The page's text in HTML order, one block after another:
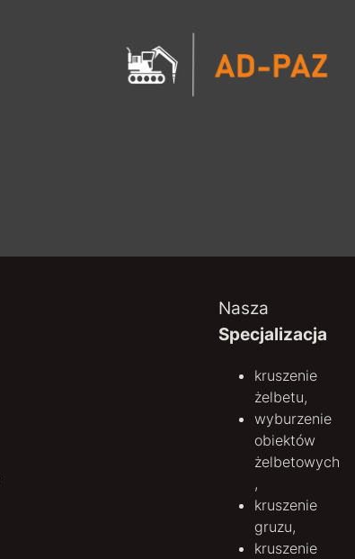
Nasza
Specjalizacja
kruszenie
żelbetu,
wyburzenie
obiektów
żelbetowych
,
kruszenie
gruzu,
kruszenie